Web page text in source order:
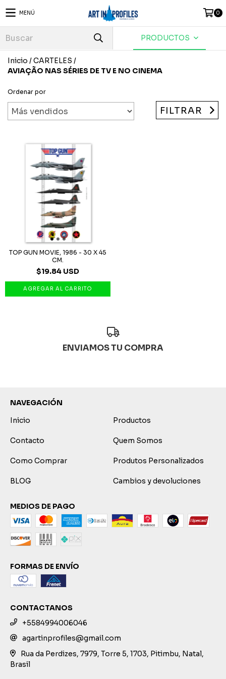
MENÚ 0
PRODUCTOS
Inicio /CARTELES /
AVIAÇÃO NAS SÉRIES DE TV E NO CINEMA
Ordenar por
FILTRAR
TOP GUN MOVIE, 1986 - 30 X 45
CM.
$19.84 USD
ENVIAMOS TU COMPRA
NAVEGACIÓN
Inicio
Productos
Contacto Quem Somos
Como Comprar Produtos Personalizados
BLOG Cambios y devoluciones
MEDIOS DE PAGO
FORMAS DE ENVÍO
CONTACTANOS
+5584994006046
agartinprofiles@gmail.com
Rua da Perdizes, 7979, Torre 5, 1703, Pitimbu, Natal,
Brasil